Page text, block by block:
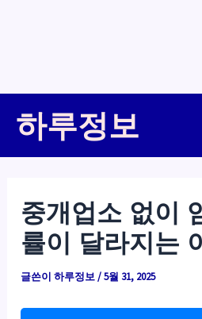
하루정보
중개업소 없이
률이 달라지는
글쓴이하루정보/5월 31, 2025